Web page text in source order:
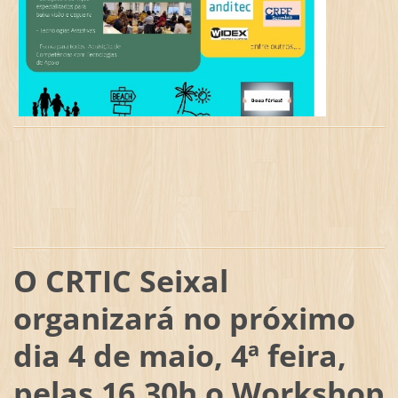
O CRTIC Seixal
organizará no próximo
dia 4 de maio, 4ª feira,